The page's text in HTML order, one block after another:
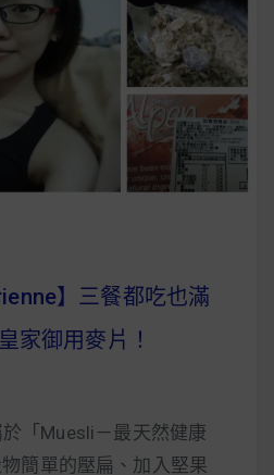
】三餐都吃也滿
家御用麥片！
「Muesli－最天然健康
簡單的壓扁、加入堅果